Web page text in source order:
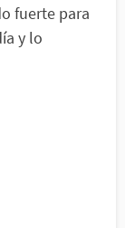
fuerte para
y lo